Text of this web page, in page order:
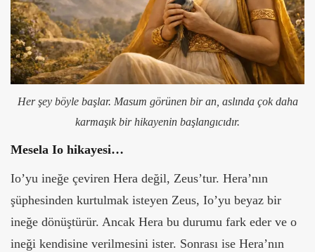
Her şey böyle başlar. Masum görünen bir an, aslında çok daha
karmaşık bir hikayenin başlangıcıdır.
Mesela Io hikayesi…
Io’yu ineğe çeviren Hera değil, Zeus’tur. Hera’nın
şüphesinden kurtulmak isteyen Zeus, Io’yu beyaz bir
ineğe dönüştürür. Ancak Hera bu durumu fark eder ve o
ineği kendisine verilmesini ister. Sonrası ise Hera’nın